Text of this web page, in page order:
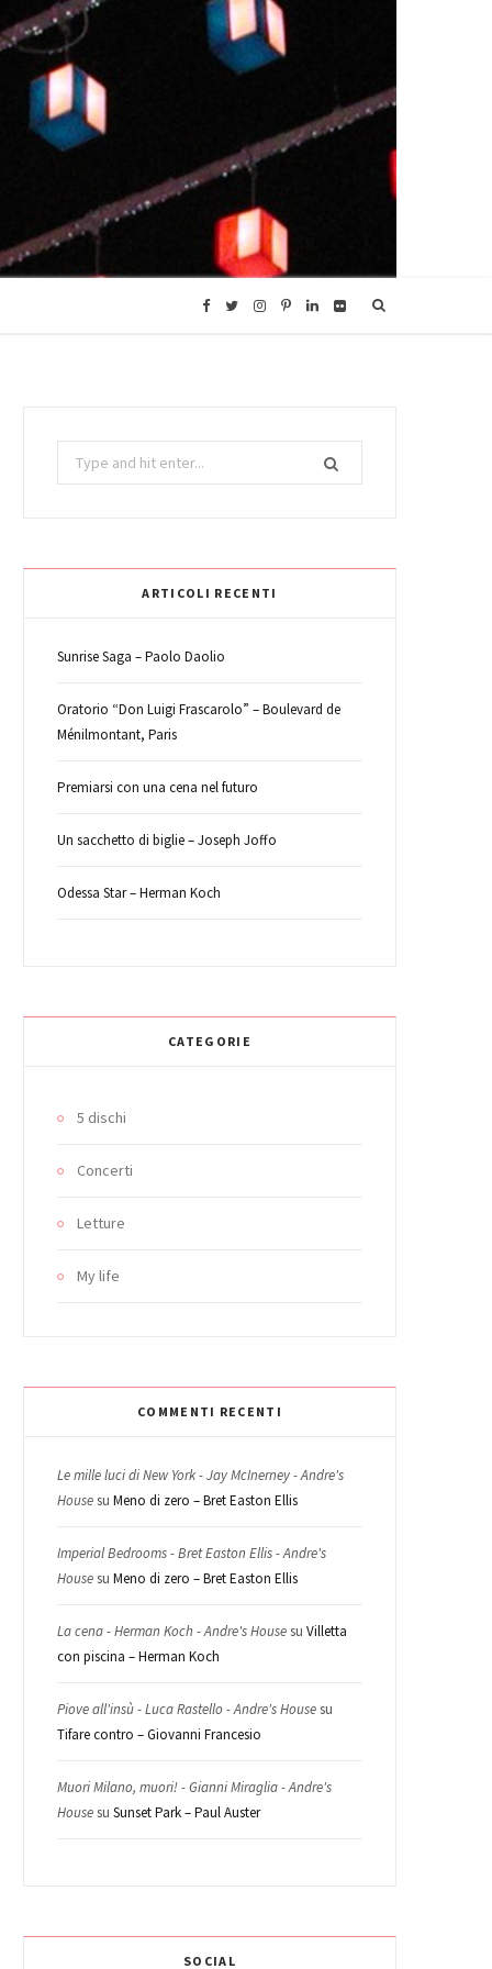
F T I P L
k
F
Search
for:
ARTICOLI RECENTI
Sunrise Saga – Paolo Daolio
Oratorio “Don Luigi Frascarolo” – Boulevard de
Ménilmontant, Paris
Premiarsi con una cena nel futuro
Un sacchetto di biglie – Joseph Joffo
Odessa Star – Herman Koch
CATEGORIE
5 dischi
Concerti
Letture
My life
COMMENTI RECENTI
Le mille luci di New York - Jay McInerney - Andre's
Housesu Meno di zero – Bret Easton Ellis
Imperial Bedrooms - Bret Easton Ellis - Andre's
Housesu Meno di zero – Bret Easton Ellis
La cena - Herman Koch - Andre's Housesu Villetta
con piscina – Herman Koch
Piove all'insù - Luca Rastello - Andre's Housesu
Tifare contro – Giovanni Francesio
Muori Milano, muori! - Gianni Miraglia - Andre's
Housesu Sunset Park – Paul Auster
SOCIAL